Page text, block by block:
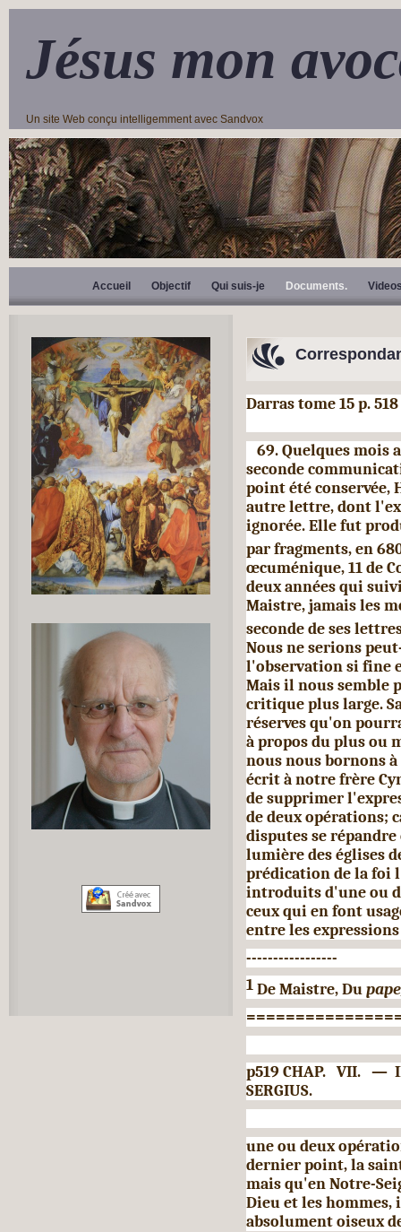
Jésus mon
Un site Web conçu intelligemment avec Sandvox
Accueil Objectif Qui suis-je Documents.
Darras tome 15 p. 518
69. Quelques mois
seconde
point été conservée,
autre lettre, dont
ignorée. Elle fut
par fragments, en
œcuménique, 11 de
deux années qui
Maistre, jamais les
seconde de ses
Nous ne serions
l'observation si fine
Mais il nous semble
critique plus large.
réserves qu'on
à propos du plus ou
nous nous bornons
écrit à notre frère
de supprimer
de deux opérations;
disputes se
lumière des églises
prédica­tion de la foi
introduits d'une ou
ceux qui en font
entre les
-----------------
1De Maistre, Du
p519 CHAP. VII. —
SERGIUS.
une ou deux
dernier point, la
mais qu'en Notre-
Dieu et les
absolument oiseux